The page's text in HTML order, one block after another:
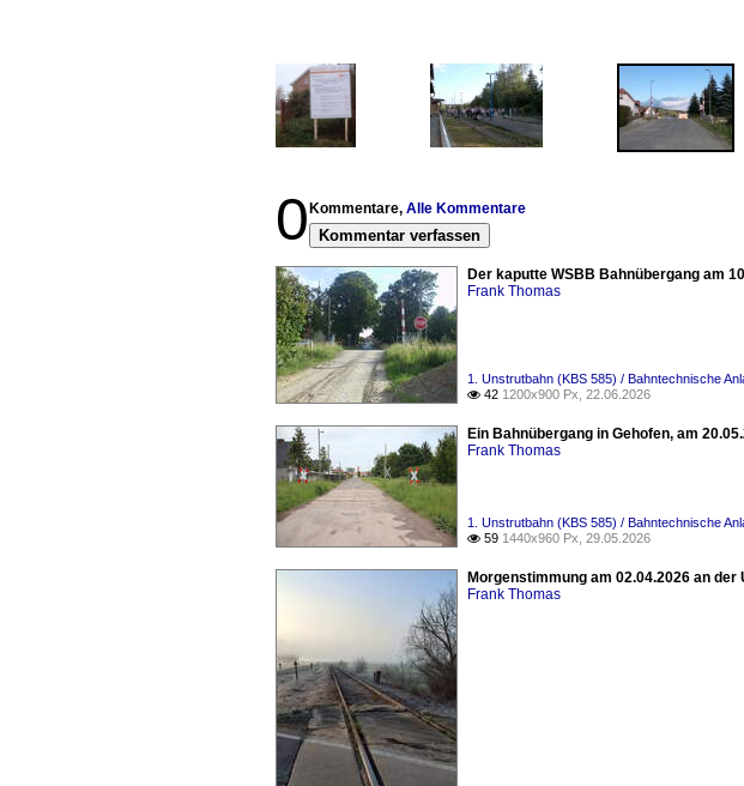
0 Kommentare, Alle Kommentare
Kommentar verfassen
Der kaputte WSBB Bahnübergang am
Frank Thomas
1. Unstrutbahn (KBS 585) / Bahntechnische
 42 1200x900 Px, 22.06.2026
Ein Bahnübergang in Gehofen, am
Frank Thomas
1. Unstrutbahn (KBS 585) / Bahntechnische
 59 1440x960 Px, 29.05.2026
Morgenstimmung am 02.04.2026 an
Frank Thomas